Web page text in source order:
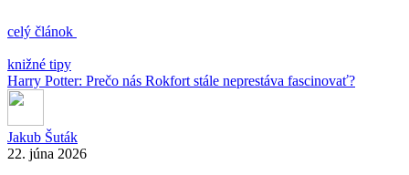
celý článok
knižné tipy
Harry Potter: Prečo nás Rokfort stále neprestáva fascinovať?
Jakub Šuták
22. júna 2026